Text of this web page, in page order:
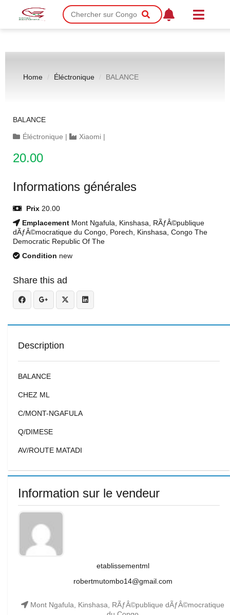
Home Éléctronique BALANCE
BALANCE
Éléctronique | Xiaomi |
20.00
Informations générales
Prix 20.00
Emplacement Mont Ngafula, Kinshasa, RÃƒÂ©publique
dÃƒÂ©mocratique du Congo, Porech, Kinshasa, Congo The
Democratic Republic Of The
Condition new
Share this ad
Description
BALANCE
CHEZ ML
C/MONT-NGAFULA
Q/DIMESE
AV/ROUTE MATADI
Information sur le vendeur
etablissementml
robertmutombo14@gmail.com
Mont Ngafula, Kinshasa, RÃƒÂ©publique dÃƒÂ©mocratique